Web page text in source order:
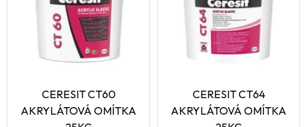
CERESIT CT60
AKRYLÁTOVÁ OMÍTKA
CERESIT CT64
AKRYLÁTOVÁ OMÍTKA